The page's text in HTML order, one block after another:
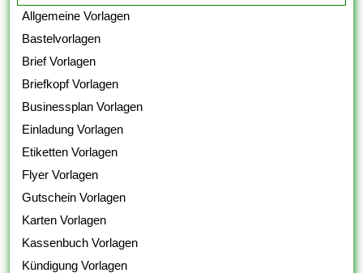
Allgemeine Vorlagen
Bastelvorlagen
Brief Vorlagen
Briefkopf Vorlagen
Businessplan Vorlagen
Einladung Vorlagen
Etiketten Vorlagen
Flyer Vorlagen
Gutschein Vorlagen
Karten Vorlagen
Kassenbuch Vorlagen
Kündigung Vorlagen